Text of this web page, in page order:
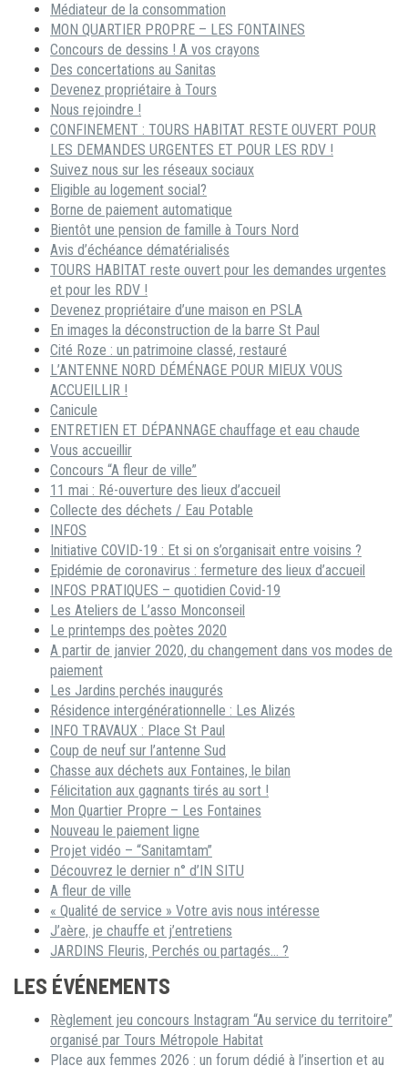
Médiateur de la consommation
MON QUARTIER PROPRE – LES FONTAINES
Concours de dessins ! A vos crayons
Des concertations au Sanitas
Devenez propriétaire à Tours
Nous rejoindre !
CONFINEMENT : TOURS HABITAT RESTE OUVERT POUR
LES DEMANDES URGENTES ET POUR LES RDV !
Suivez nous sur les réseaux sociaux
Eligible au logement social?
Borne de paiement automatique
Bientôt une pension de famille à Tours Nord
Avis d’échéance dématérialisés
TOURS HABITAT reste ouvert pour les demandes urgentes
et pour les RDV !
Devenez propriétaire d’une maison en PSLA
En images la déconstruction de la barre St Paul
Cité Roze : un patrimoine classé, restauré
L’ANTENNE NORD DÉMÉNAGE POUR MIEUX VOUS
ACCUEILLIR !
Canicule
ENTRETIEN ET DÉPANNAGE chauffage et eau chaude
Vous accueillir
Concours “A fleur de ville”
11 mai : Ré-ouverture des lieux d’accueil
Collecte des déchets / Eau Potable
INFOS
Initiative COVID-19 : Et si on s’organisait entre voisins ?
Epidémie de coronavirus : fermeture des lieux d’accueil
INFOS PRATIQUES – quotidien Covid-19
Les Ateliers de L’asso Monconseil
Le printemps des poètes 2020
A partir de janvier 2020, du changement dans vos modes de
paiement
Les Jardins perchés inaugurés
Résidence intergénérationnelle : Les Alizés
INFO TRAVAUX : Place St Paul
Coup de neuf sur l’antenne Sud
Chasse aux déchets aux Fontaines, le bilan
Félicitation aux gagnants tirés au sort !
Mon Quartier Propre – Les Fontaines
Nouveau le paiement ligne
Projet vidéo – “Sanitamtam”
Découvrez le dernier n° d’IN SITU
A fleur de ville
« Qualité de service » Votre avis nous intéresse
J’aère, je chauffe et j’entretiens
JARDINS Fleuris, Perchés ou partagés… ?
LES ÉVÉNEMENTS
Règlement jeu concours Instagram “Au service du territoire”
organisé par Tours Métropole Habitat
Place aux femmes 2026 : un forum dédié à l’insertion et au